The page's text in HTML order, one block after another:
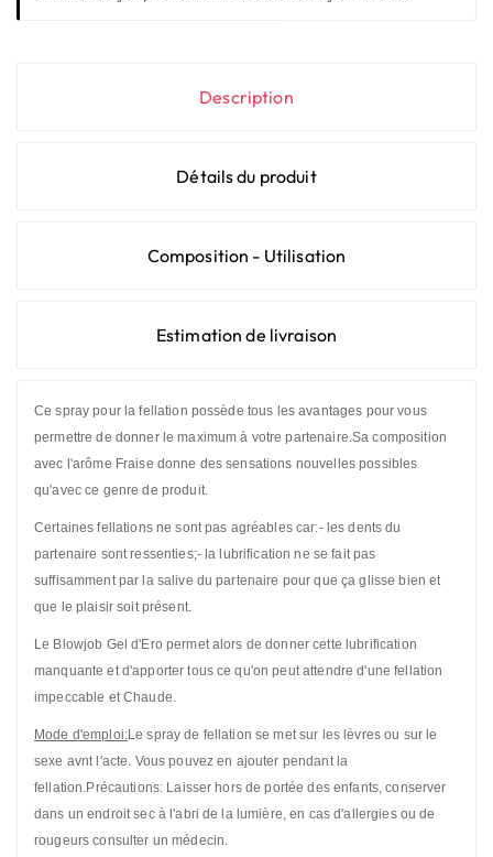
Description
Détails du produit
Composition - Utilisation
Estimation de livraison
Ce spray pour la fellation possède tous les avantages pour vous
permettre de donner le maximum à votre partenaire.Sa composition
avec l'arôme Fraise donne des sensations nouvelles possibles
qu'avec ce genre de produit.
Certaines fellations ne sont pas agréables car:- les dents du
partenaire sont ressenties;- la lubrification ne se fait pas
suffisamment par la salive du partenaire pour que ça glisse bien et
que le plaisir soit présent.
Le Blowjob Gel d'Ero permet alors de donner cette lubrification
manquante et d'apporter tous ce qu'on peut attendre d'une fellation
impeccable et Chaude.
Mode d'emploi:Le spray de fellation se met sur les lèvres ou sur le
sexe avnt l'acte. Vous pouvez en ajouter pendant la
fellation.Précautions: Laisser hors de portée des enfants, conserver
dans un endroit sec à l'abri de la lumière, en cas d'allergies ou de
rougeurs consulter un médecin.